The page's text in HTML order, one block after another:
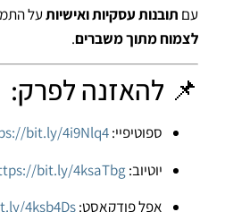
עם תובנות עסקיות ואישיותעל
לצמוח מתוך משברים.
📌 להאזנה לפרק:
ספוטיפיי:bit.ly/4i9Nlq4
יוטיוב: bit.ly/4ksaTbg
אפל פודקאסט:4ksb4Ds